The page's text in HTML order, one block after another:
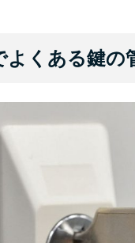
よくある鍵の